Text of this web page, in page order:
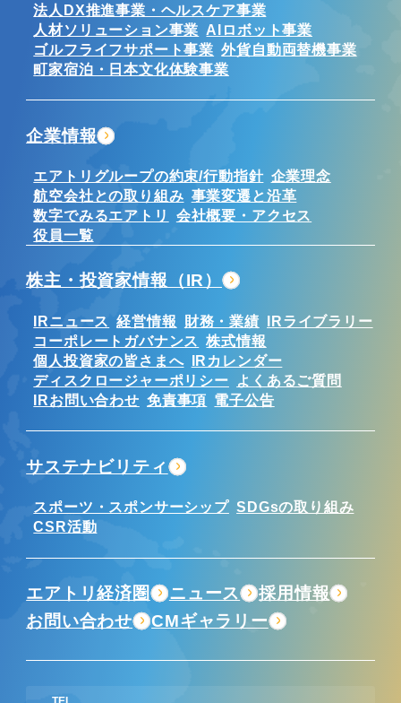
法人DX推進事業・ヘルスケア事業
人材ソリューション事業 AIロボット事業
ゴルフライフサポート事業 外貨自動両替機事業
町家宿泊・日本文化体験事業
企業情報
エアトリグループの約束/行動指針 企業理念
航空会社との取り組み 事業変遷と沿革
数字でみるエアトリ
会社概要・アクセス
役員一覧
株主・投資家情報（IR）
IRニュース 経営情報 財務・業績 IRライブラリー
コーポレートガバナンス 株式情報
個人投資家の皆さまへ IRカレンダー
ディスクロージャーポリシー
よくあるご質問
IRお問い合わせ 免責事項 電子公告
サステナビリティ
スポーツ・スポンサーシップ SDGsの取り組み
CSR活動
エアトリ経済圏 ニュース
採用情報
お問い合わせ
CMギャラリー